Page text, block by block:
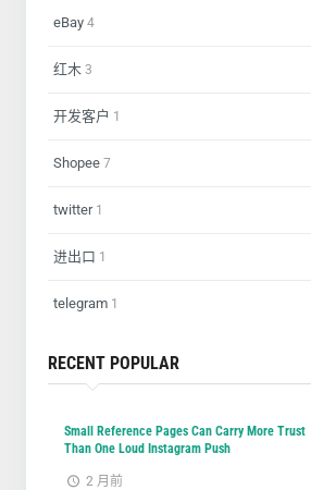
eBay 4
红木 3
开发客户 1
Shopee 7
twitter1
进出口 1
telegram 1
RECENT POPULAR
Small Reference Pages Can Carry More Trust
Than One Loud Instagram Push
2 月前